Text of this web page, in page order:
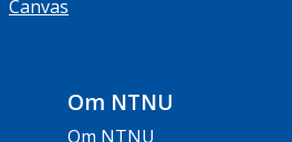
Canvas
Om NTNU
Om NTNU